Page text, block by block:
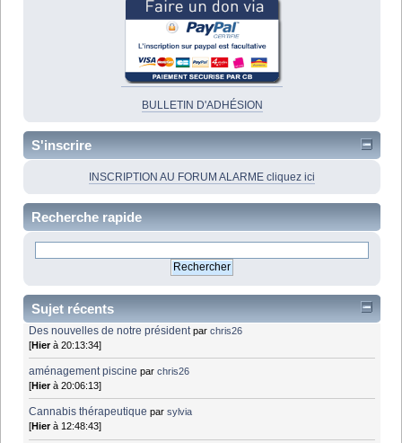
BULLETIN D'ADHÉSION
S'inscrire
INSCRIPTION AU FORUM ALARME cliquez ici
Recherche rapide
Sujet récents
Des nouvelles de notre président parchris26
[Hierà 20:13:34]
aménagement piscine parchris26
[Hierà 20:06:13]
Cannabis thérapeutique parsylvia
[Hierà 12:48:43]